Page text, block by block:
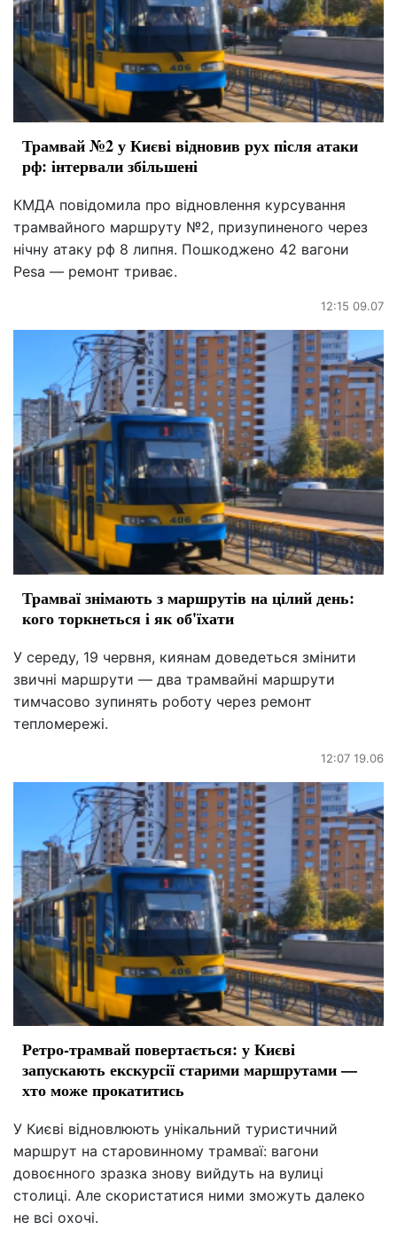
Трамвай №2 у Києві відновив рух після атаки
рф: інтервали збільшені
КМДА повідомила про відновлення курсування
трамвайного маршруту №2, призупиненого через
нічну атаку рф 8 липня. Пошкоджено 42 вагони
Pesa — ремонт триває.
12:15 09.07
Трамваї знімають з маршрутів на цілий день:
кого торкнеться і як об'їхати
У середу, 19 червня, киянам доведеться змінити
звичні маршрути — два трамвайні маршрути
тимчасово зупинять роботу через ремонт
тепломережі.
12:07 19.06
Ретро-трамвай повертається: у Києві
запускають екскурсії старими маршрутами —
хто може прокатитись
У Києві відновлюють унікальний туристичний
маршрут на старовинному трамваї: вагони
довоєнного зразка знову вийдуть на вулиці
столиці. Але скористатися ними зможуть далеко
не всі охочі.